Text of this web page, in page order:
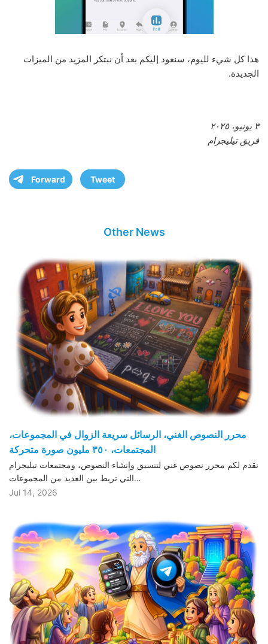
هذا كل شيء لليوم، سنعود إليكم بعد أن نبتكر المزيد من الميزات
الجديدة.
٣ يونيو، ٢٠٢٥
فريق تيليجرام
Forward Tweet
Other News
محرر النصوص الغني، الرسائل سريعة الزوال في المجموعات،
المجتمعات، ٣٥٠ مليون صورة متحركة
نقدم لكم محرر نصوص غني لتنسيق وإنشاء النصوص، ومجتمعات تيليجرام
التي تربط بين العديد من المجموعات…
Jul 14, 2026